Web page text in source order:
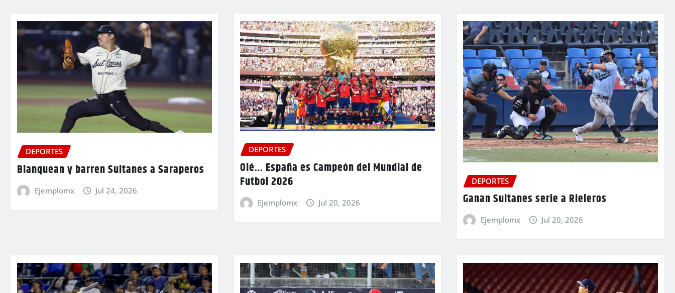
DEPORTES
Blanquean y barren Sultanes a Saraperos
Ejemplomx Jul 24, 2026
DEPORTES
Olé… España es Campeón del Mundial de
Futbol 2026
Ejemplomx Jul 20, 2026
DEPORTES
Ganan Sultanes serie a Rieleros
Ejemplomx Jul 20, 2026